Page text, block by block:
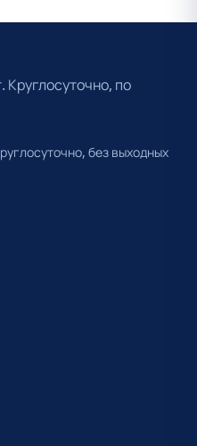
Круглосуточно, по
без выходных